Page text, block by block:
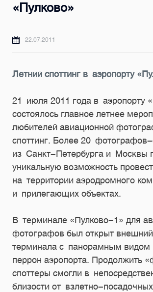
«Пулково»
22.07.2011
Летний споттинг в аэропорту
21 июля 2011 года в аэропорту
состоялось главное летнее
любителей авиационной
споттинг. Более 20 фотографов-
из Санкт-Петербурга и Москвы
уникальную возможность
на территории аэродромного
и прилегающих объектах.
В терминале «Пулково-1» для
фотографов был открыт
терминала с панорамным видом
перрон аэропорта. Продолжить
споттеры смогли в
близости от взлетно-